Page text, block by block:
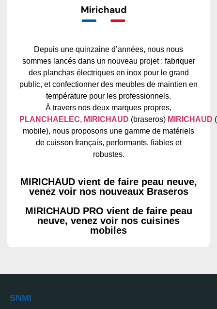
Depuis une quinzaine d’années, nous nous
sommes lancés dans un nouveau projet : fabriquer
des planchas électriques en inox pour le grand
public, et confectionner des meubles de maintien en
température pour les professionnels.
À travers nos deux marques propres,
PLANCHAELEC, MIRICHAUD (braseros) MIRICHAUD
mobile), nous proposons une gamme de matériels
de cuisson français, performants, fiables et
robustes.
MIRICHAUD vient de faire peau neuve,
venez voir nos nouveaux Braseros
MIRICHAUD PRO vient de faire peau
neuve, venez voir nos cuisines
mobiles
SNMI